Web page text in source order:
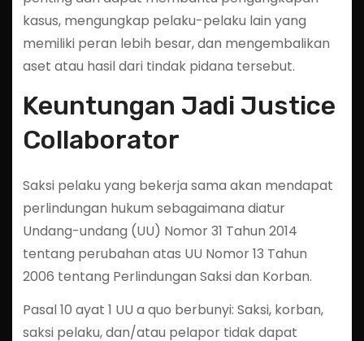
kasus, mengungkap pelaku-pelaku lain yang
memiliki peran lebih besar, dan mengembalikan
aset atau hasil dari tindak pidana tersebut.
Keuntungan Jadi Justice
Collaborator
Saksi pelaku yang bekerja sama akan mendapat
perlindungan hukum sebagaimana diatur
Undang-undang (UU) Nomor 31 Tahun 2014
tentang perubahan atas UU Nomor 13 Tahun
2006 tentang Perlindungan Saksi dan Korban.
Pasal 10 ayat 1 UU a quo berbunyi: Saksi, korban,
saksi pelaku, dan/atau pelapor tidak dapat